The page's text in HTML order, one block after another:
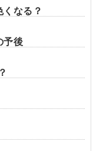
なる？
予後